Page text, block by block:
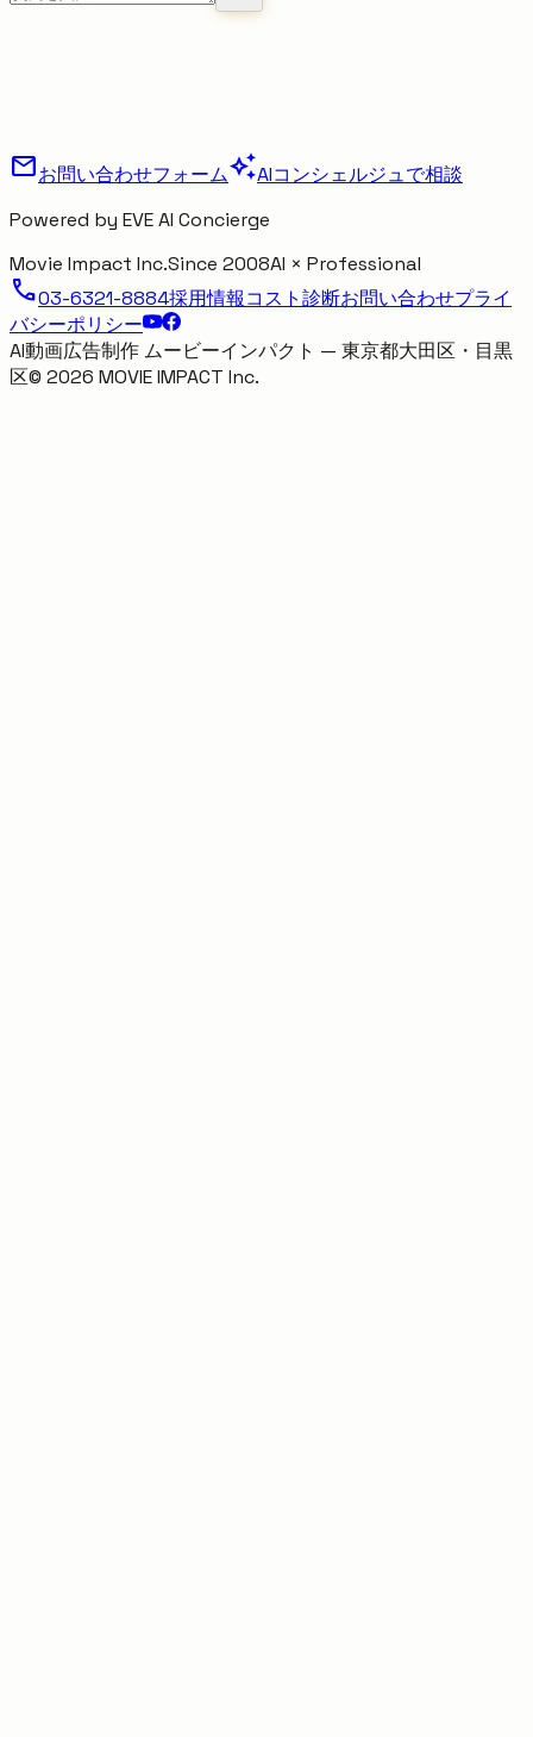
mailお問い合わせフォームauto_awesomeAIコンシェルジュで相談
Powered by EVE AI Concierge
Movie Impact Inc.Since 2008AI × Professional
call03-6321-8884採用情報コスト診断お問い合わせプライ
バシーポリシー
AI動画広告制作 ムービーインパクト — 東京都大田区・目黒
区© 2026 MOVIE IMPACT Inc.